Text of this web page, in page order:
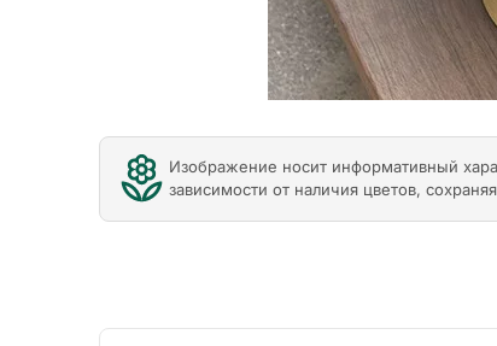
Изображение носит информативный
зависимости от наличия цветов,